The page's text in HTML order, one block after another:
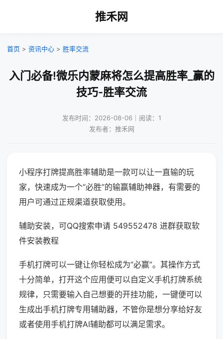
推禾网
首页 > 资讯中心 > 胜率交流
入门必备!微乐内蒙麻将怎么提高胜率_赢的
技巧-胜率交流
发布时间：2026-08-06｜阅读：1
发布者：推禾网
小程序打牌提高胜率辅助是一款可以让一直输的玩
家，快速成为一个“必胜”的输赢辅助神器，有需要的
用户可通过正规渠道获取使用。
辅助安装，可QQ搜索申请 549552478 进群获取软
件安装教程
手机打牌可以一键让你轻松成为“必赢”。其操作方式
十分简单，打开这个应用便可以自定义手机打牌系统
规律，只需要输入自己想要的开挂功能，一键便可以
生成出手机打牌专用辅助器，不管你是想分享给好友
或者使用手机打牌AI辅助都可以满足需求。